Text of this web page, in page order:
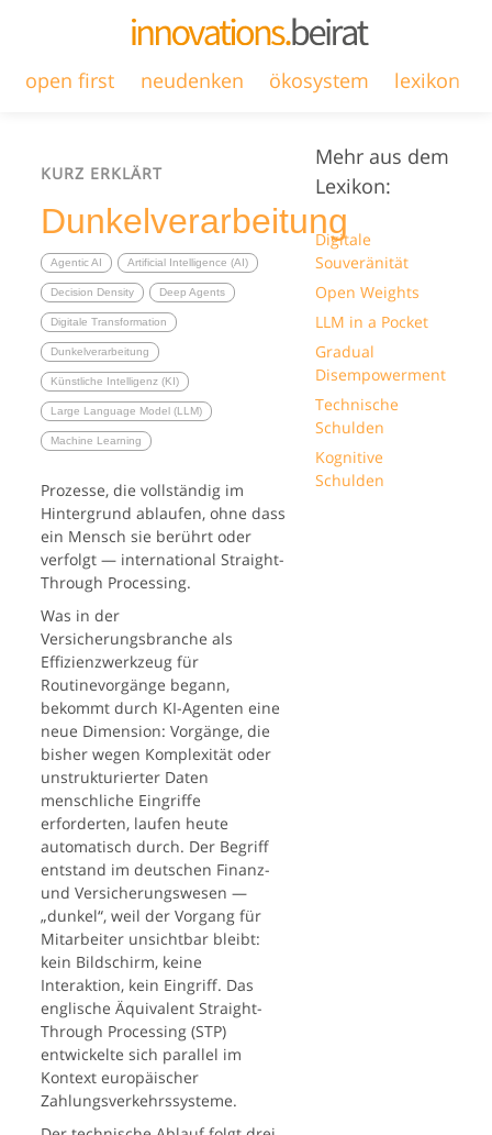
open first neudenken ökosystem lexikon
KURZ ERKLÄRT
Dunkelverarbeitung
Agentic AI Artificial Intelligence (AI)
Decision Density Deep Agents
Digitale Transformation
Dunkelverarbeitung
Künstliche Intelligenz (KI)
Large Language Model (LLM)
Machine Learning
Prozesse, die vollständig im
Hintergrund ablaufen, ohne dass
ein Mensch sie berührt oder
verfolgt — international Straight-
Through Processing.
Was in der
Versicherungsbranche als
Effizienzwerkzeug für
Routinevorgänge begann,
bekommt durch KI-Agenten eine
neue Dimension: Vorgänge, die
bisher wegen Komplexität oder
unstrukturierter Daten
menschliche Eingriffe
erforderten, laufen heute
automatisch durch. Der Begriff
entstand im deutschen Finanz-
und Versicherungswesen —
„dunkel“, weil der Vorgang für
Mitarbeiter unsichtbar bleibt:
kein Bildschirm, keine
Interaktion, kein Eingriff. Das
englische Äquivalent Straight-
Through Processing (STP)
entwickelte sich parallel im
Kontext europäischer
Zahlungsverkehrssysteme.
Mehr aus dem
Lexikon:
Digitale
Souveränität
Open Weights
LLM in a Pocket
Gradual
Disempowerment
Technische
Schulden
Kognitive
Schulden